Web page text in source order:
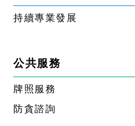
持續專業發展
公共服務
牌照服務
防貪諮詢